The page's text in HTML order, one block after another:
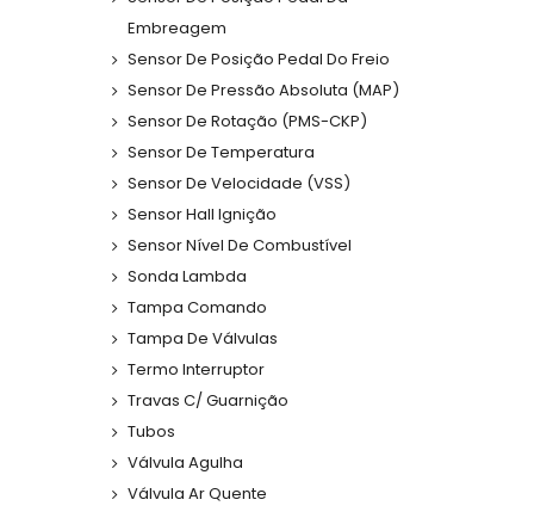
Embreagem
Sensor De Posição Pedal Do Freio
Sensor De Pressão Absoluta (MAP)
Sensor De Rotação (PMS-CKP)
Sensor De Temperatura
Sensor De Velocidade (VSS)
Sensor Hall Ignição
Sensor Nível De Combustível
Sonda Lambda
Tampa Comando
Tampa De Válvulas
Termo Interruptor
Travas C/ Guarnição
Tubos
Válvula Agulha
Válvula Ar Quente